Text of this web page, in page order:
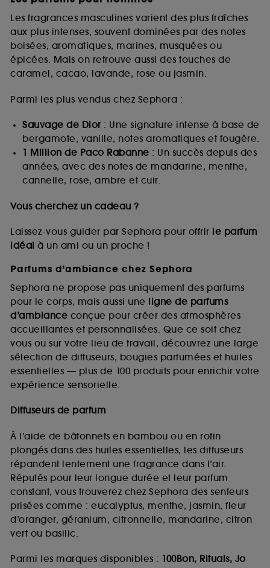
Les fragrances masculines varient des plus fraîches
aux plus intenses, souvent dominées par des notes
boisées, aromatiques, marines, musquées ou
épicées. Mais on retrouve aussi des touches de
caramel, cacao, lavande, rose ou jasmin.
Parmi les plus vendus chez Sephora :
Sauvage de Dior: Une signature intense à base de
bergamote, vanille, notes aromatiques et fougère.
1 Million de Paco Rabanne : Un succès depuis des
années, avec des notes de mandarine, menthe,
cannelle, rose, ambre et cuir.
Vous cherchez un cadeau ?
Laissez-vous guider par Sephora pour offrir le parfum
idéal à un ami ou un proche !
Parfums d’ambiance chez Sephora
Sephora ne propose pas uniquement des parfums
pour le corps, mais aussi une ligne de parfums
d’ambiance conçue pour créer des atmosphères
accueillantes et personnalisées. Que ce soit chez
vous ou sur votre lieu de travail, découvrez une large
sélection de diffuseurs, bougies parfumées et huiles
essentielles — plus de 100 produits pour enrichir votre
expérience sensorielle.
Diffuseurs de parfum
À l’aide de bâtonnets en bambou ou en rotin
plongés dans des huiles essentielles, les diffuseurs
répandent lentement une fragrance dans l’air.
Réputés pour leur longue durée et leur parfum
constant, vous trouverez chez Sephora des senteurs
prisées comme : eucalyptus, menthe, jasmin, fleur
d’oranger, géranium, citronnelle, mandarine, citron
vert ou basilic.
Parmi les marques disponibles : 100Bon, Rituals, Jo